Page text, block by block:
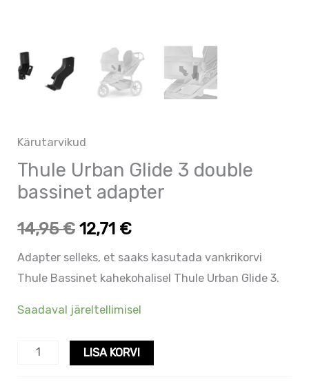
Kärutarvikud
Thule Urban Glide 3 double
bassinet adapter
14,95€ 12,71 €
Adapter selleks, et saaks kasutada vankrikorvi
Thule Bassinet kahekohalisel Thule Urban Glide 3.
Saadaval järeltellimisel
LISA KORVI